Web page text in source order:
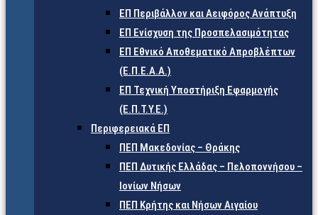
ΕΠ Περιβάλλον και Αειφόρος Ανάπτυξη
ΕΠ Ενίσχυση της Προσπελασιμότητας
ΕΠ Εθνικό Αποθεματικό Απροβλέπτων
(Ε.Π.Ε.Α.Α.)
ΕΠ Τεχνική Υποστήριξη Εφαρμογής
(Ε.Π.Τ.Υ.Ε.)
Περιφερειακά ΕΠ
ΠΕΠ Μακεδονίας – Θράκης
ΠΕΠ Δυτικής Ελλάδας – Πελοποννήσου –
Ιονίων Νήσων
ΠΕΠ Κρήτης και Νήσων Αιγαίου